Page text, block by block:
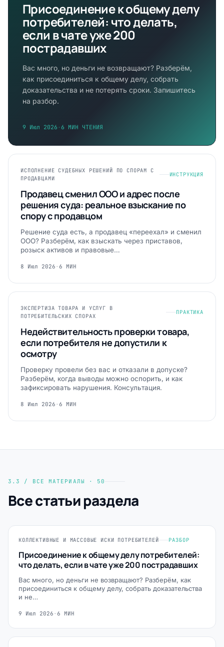
Присоединение к общему делу
потребителей: что делать,
если в чате уже 200
пострадавших
Вас много, но деньги не возвращают? Разберём,
как присоединиться к общему делу, собрать
доказательства и не потерять сроки. Запишитесь
на разбор.
9 Июл 2026 · 6 МИН ЧТЕНИЯ
ИСПОЛНЕНИЕ СУДЕБНЫХ РЕШЕНИЙ ПО СПОРАМ С
ПРОДАВЦАМИ
ИНСТРУКЦИЯ
Продавец сменил ООО и адрес после
решения суда: реальное взыскание по
спору с продавцом
Решение суда есть, а продавец «переехал» и сменил
ООО? Разберём, как взыскать через приставов,
розыск активов и правовые…
8 Июл 2026 · 6 МИН
ЭКСПЕРТИЗА ТОВАРА И УСЛУГ В
ПОТРЕБИТЕЛЬСКИХ СПОРАХ
ПРАКТИКА
Недействительность проверки товара,
если потребителя не допустили к
осмотру
Проверку провели без вас и отказали в допуске?
Разберём, когда выводы можно оспорить, и как
зафиксировать нарушения. Консультация.
8 Июл 2026 · 6 МИН
3.3 / ВСЕ МАТЕРИАЛЫ · 50
Все статьи раздела
КОЛЛЕКТИВНЫЕ И МАССОВЫЕ ИСКИ ПОТРЕБИТЕЛЕЙ РАЗБОР
Присоединение к общему делу потребителей:
что делать, если в чате уже 200 пострадавших
Вас много, но деньги не возвращают? Разберём, как
присоединиться к общему делу, собрать доказательства
и не…
9 Июл 2026 · 6 МИН